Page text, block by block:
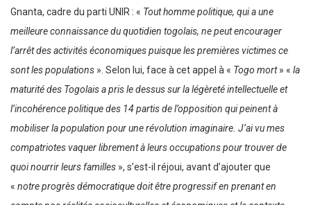
Gnanta, cadre du parti UNIR : « Tout homme politique, qui a une
meilleure connaissance du quotidien togolais, ne peut encourager
l’arrêt des activités économiques puisque les premières victimes ce
sont les populations ». Selon lui, face à cet appel à « Togo mort» « la
maturité des Togolais a pris le dessus sur la légèreté intellectuelle et
l’incohérence politique des 14 partis de l’opposition qui peinent à
mobiliser la population pour une révolution imaginaire. J’ai vu mes
compatriotes vaquer librement à leurs occupations pour trouver de
quoi nourrir leurs familles », s’est-il réjoui, avant d’ajouter que
« notre progrès démocratique doit être progressif en prenant en